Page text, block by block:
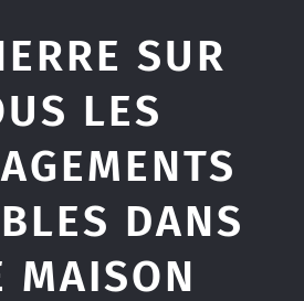
SUR
LES
DANS
MAISON